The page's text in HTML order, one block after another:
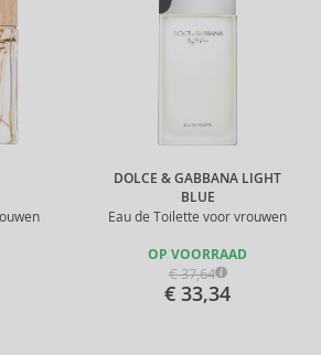
DOLCE & GABBANA LIGHT
BLUE
Eau de Toilette voor vrouwen
OP VOORRAAD
€ 37,64
€ 33,34